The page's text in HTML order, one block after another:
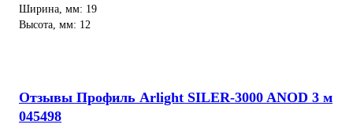
Ширина, мм: 19
Высота, мм: 12
Отзывы Профиль Arlight SILER-3000 ANOD 3 м
045498